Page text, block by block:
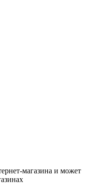
магазина и может